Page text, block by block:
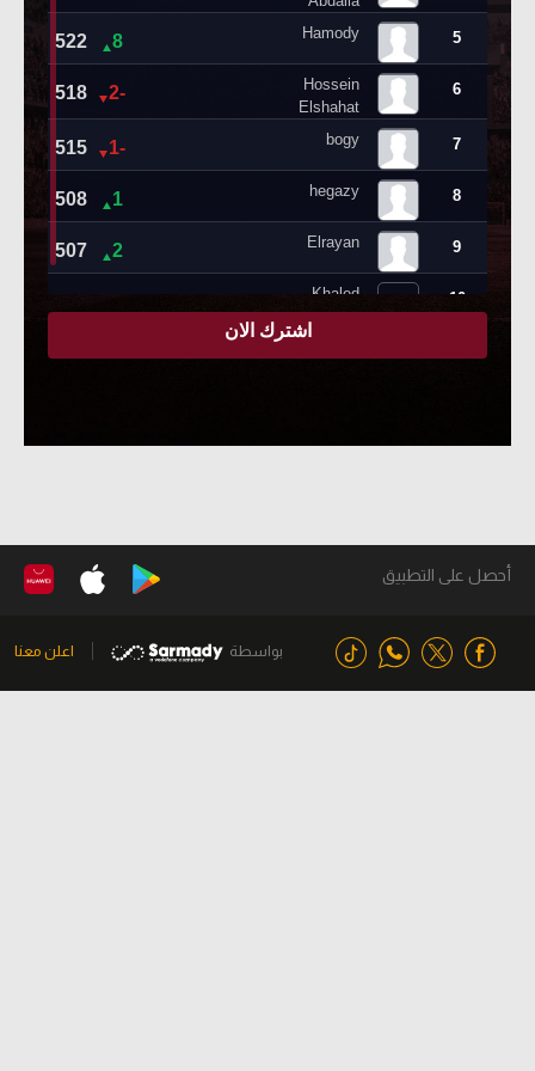
أحصل على التطبيق
بواسطة اعلن معنا